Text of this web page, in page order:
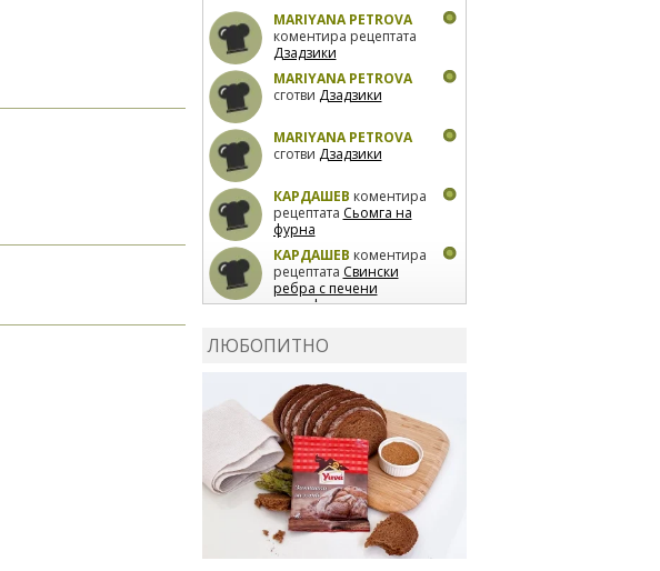
MARIYANA PETROVA
коментира рецептата
Дзадзики
MARIYANA PETROVA
сготви Дзадзики
MARIYANA PETROVA
сготви Дзадзики
КАРДАШЕВ коментира
рецептата Сьомга на
фурна
КАРДАШЕВ коментира
рецептата Свински
ребра с печени
картофи
лимон
коментира рецептата
Киноа със зеленчуци
ЛЮБОПИТНО